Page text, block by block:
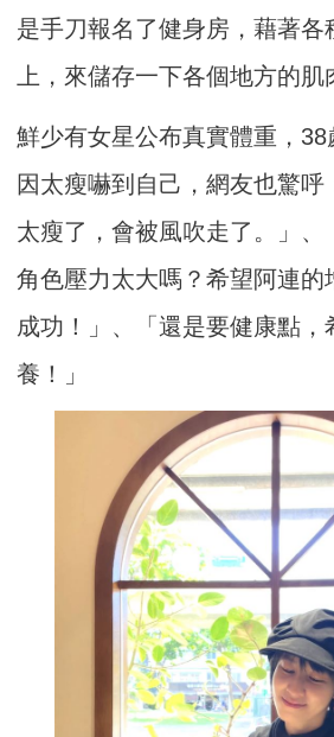
是手刀報名了健身房，藉著各
上，來儲存一下各個地方的肌
鮮少有女星公布真實體重，
因太瘦嚇到自己，網友也驚呼
太瘦了，會被風吹走了。」、
角色壓力太大嗎？希望阿連的
成功！」、「還是要健康點，
養！」